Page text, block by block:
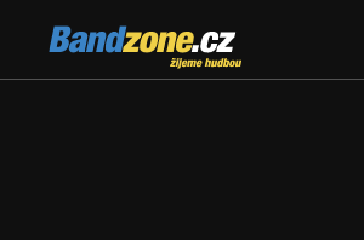
Bandzone.cz
žijeme hudbou